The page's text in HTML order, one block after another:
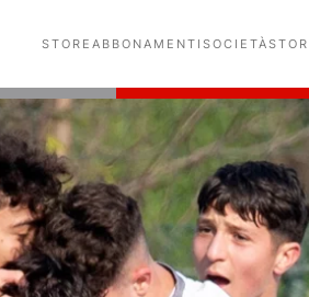
STORE ABBONAMENTI SOCIETÀ